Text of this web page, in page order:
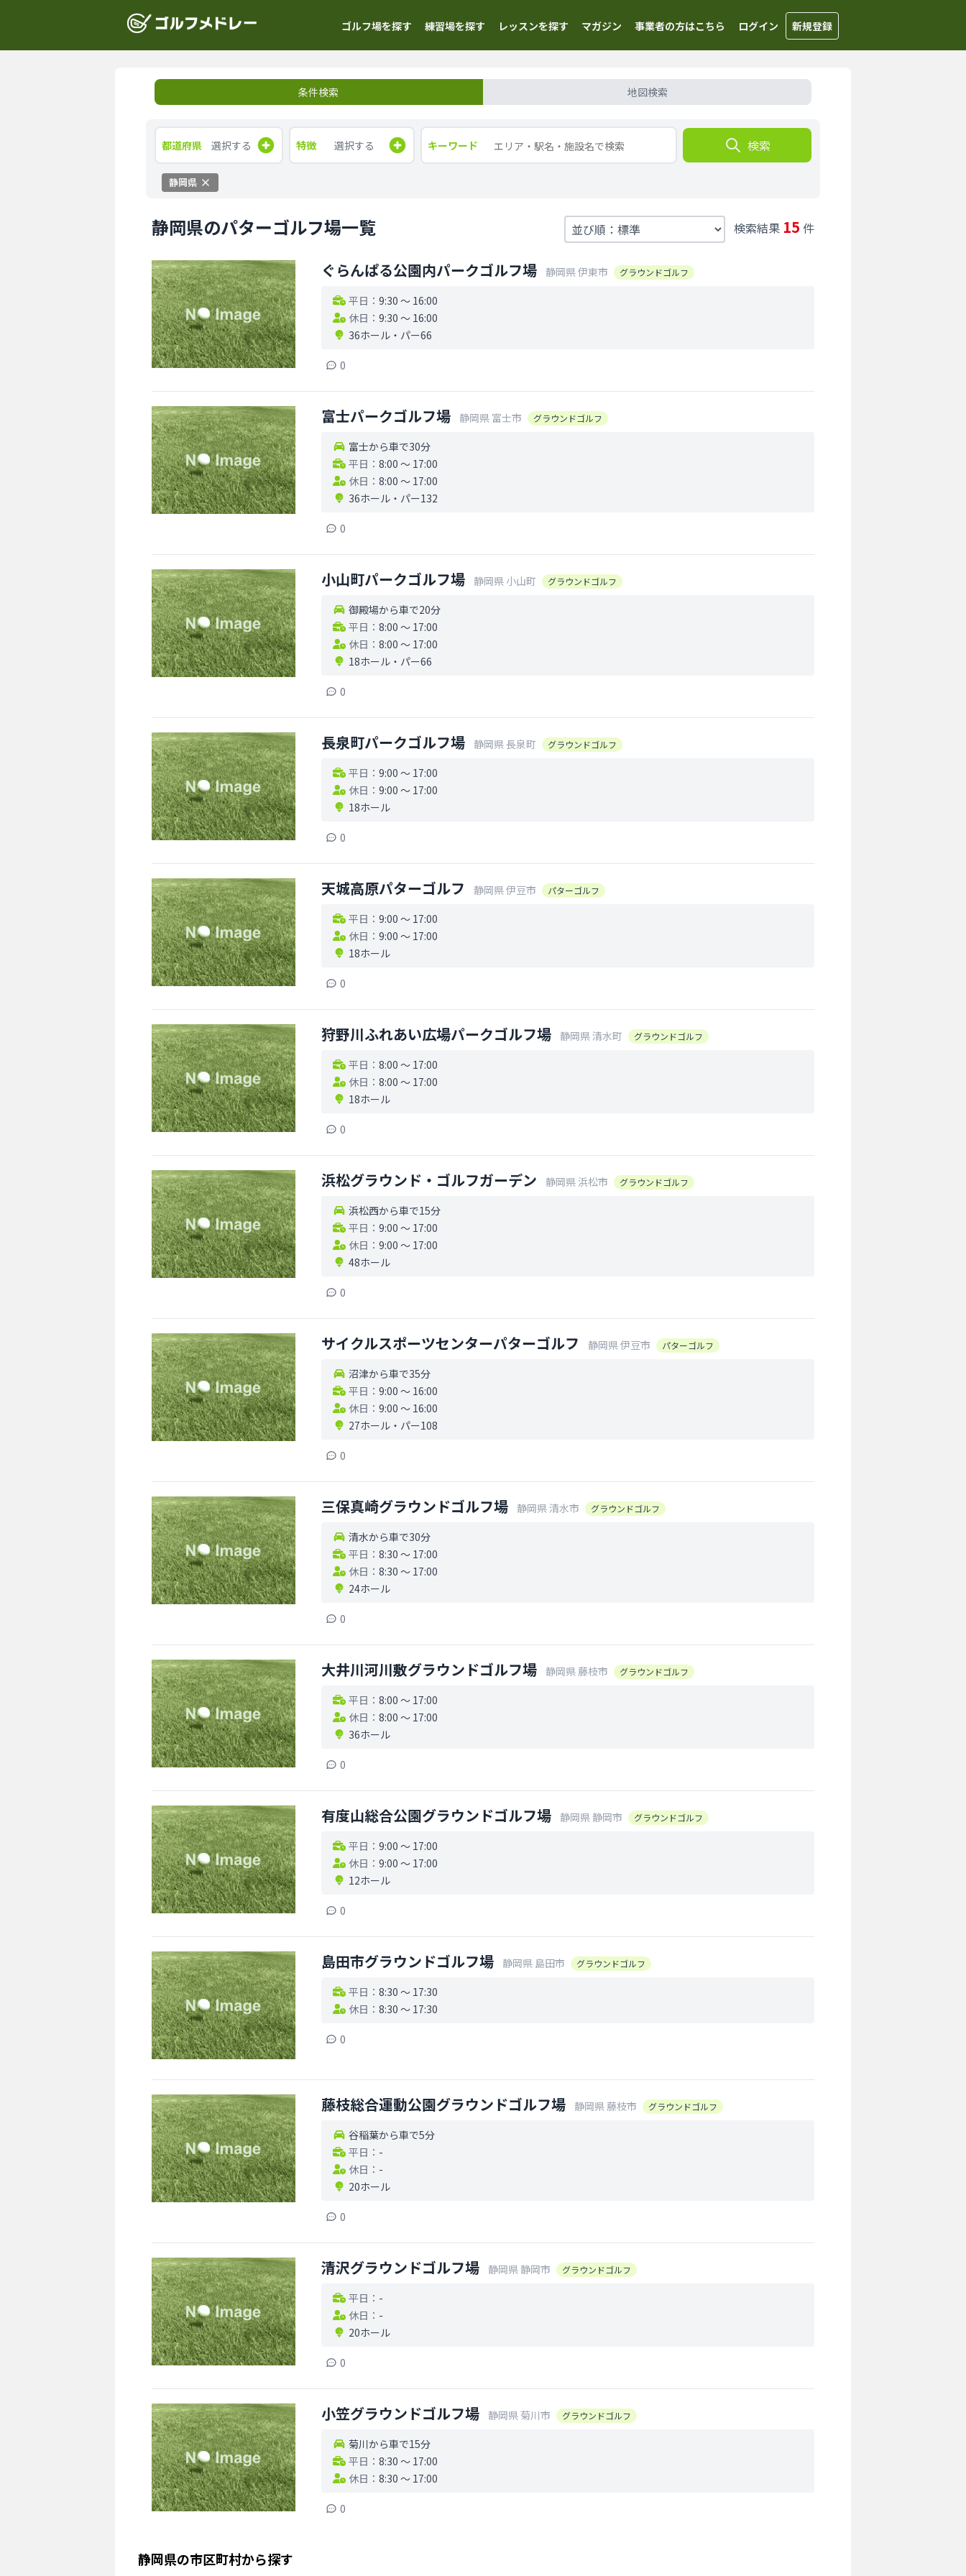
ゴルフ場を探す 練習場を探す レッスンを探す マガジン 事業者の方はこちら ログイン 新規登録
条件検索 地図検索
都道府県 選択する 特徴 選択する キーワード 検索
静岡県
静岡県のパターゴルフ場一覧 検索結果 15 件
ぐらんぱる公園内パークゴルフ場 静岡県伊東市 グラウンドゴルフ
平日： 9:30 〜 16:00
休日： 9:30 〜 16:00
36ホール・ パー66
0
富士パークゴルフ場 静岡県 富士市 グラウンドゴルフ
富士から車で30分
平日： 8:00 〜 17:00
休日： 8:00 〜 17:00
36ホール・ パー132
0
小山町パークゴルフ場 静岡県 小山町 グラウンドゴルフ
御殿場から車で20分
平日： 8:00 〜 17:00
休日： 8:00 〜 17:00
18ホール・ パー66
0
長泉町パークゴルフ場 静岡県長泉町 グラウンドゴルフ
平日： 9:00 〜 17:00
休日： 9:00 〜 17:00
18ホール
0
天城高原パターゴルフ 静岡県伊豆市 パターゴルフ
平日： 9:00 〜 17:00
休日： 9:00 〜 17:00
18ホール
0
狩野川ふれあい広場パークゴルフ場 静岡県清水町 グラウンドゴルフ
平日： 8:00 〜 17:00
休日： 8:00 〜 17:00
18ホール
0
浜松グラウンド・ゴルフガーデン 静岡県 浜松市 グラウンドゴルフ
浜松西から車で15分
平日： 9:00 〜 17:00
休日： 9:00 〜 17:00
48ホール
0
サイクルスポーツセンターパターゴルフ 静岡県伊豆市 パターゴルフ
沼津から車で35分
平日： 9:00 〜 16:00
休日： 9:00 〜 16:00
27ホール・ パー108
0
三保真崎グラウンドゴルフ場 静岡県清水市 グラウンドゴルフ
清水から車で30分
平日： 8:30 〜 17:00
休日： 8:30 〜 17:00
24ホール
0
大井川河川敷グラウンドゴルフ場 静岡県 藤枝市 グラウンドゴルフ
平日： 8:00 〜 17:00
休日： 8:00 〜 17:00
36ホール
0
有度山総合公園グラウンドゴルフ場 静岡県静岡市 グラウンドゴルフ
平日： 9:00 〜 17:00
休日： 9:00 〜 17:00
12ホール
0
島田市グラウンドゴルフ場 静岡県 島田市 グラウンドゴルフ
平日： 8:30 〜 17:30
休日： 8:30 〜 17:30
0
藤枝総合運動公園グラウンドゴルフ場 静岡県 藤枝市 グラウンドゴルフ
谷稲葉から車で5分
平日： -
休日： -
20ホール
0
清沢グラウンドゴルフ場 静岡県静岡市 グラウンドゴルフ
平日： -
休日： -
20ホール
0
小笠グラウンドゴルフ場 静岡県菊川市 グラウンドゴルフ
菊川から車で15分
平日： 8:30 〜 17:00
休日： 8:30 〜 17:00
0
静岡県の市区町村から探す